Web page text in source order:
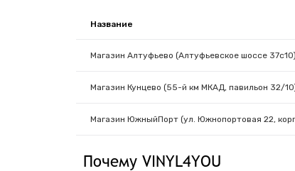
Название
Магазин Алтуфьево (Алтуфьевское шоссе 37с10)
Магазин Кунцево (55-й км МКАД, павильон 32/
Магазин ЮжныйПорт (ул. Южнопортовая 22,
Почему VINYL4YOU